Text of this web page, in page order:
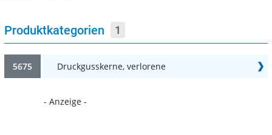
Produktkategorien 1
5675 Druckgusskerne, verlorene
- Anzeige -